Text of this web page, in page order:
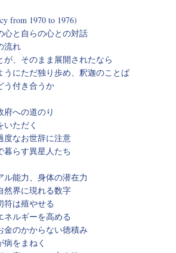
from 1970 to 1976)
心と自らの心との対話
流れ
が、そのまま展開されたなら
うにただ独り歩め、釈迦のことば
う付き合うか
府への道のり
ただく
度なお世辞に注意
暮らす異星人たち
ル能力、身体の潜在力
然界に現れる数字
符は殖やせる
ネルギーを高める
金のかからない徳積み
をまねく